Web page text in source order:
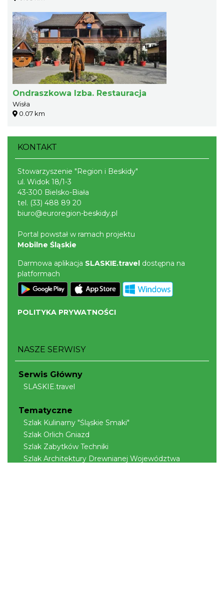
Ondraszkowa Izba. Restauracja
Wisła
0.07 km
KONTAKT
Stowarzyszenie "Region i Beskidy"
ul. Widok 18/1-3
43-300 Bielsko-Biała
tel. (33) 488 89 20
biuro@euroregion-beskidy.pl
Portal powstał w ramach projektu
Mobilne Śląskie
Darmowa aplikacja SLASKIE.travel dostępna na
platformach
POLITYKA PRYWATNOŚCI
NASZE SERWISY
Serwis Główny
SLASKIE.travel
Tematyczne
Szlak Kulinarny "Śląskie Smaki"
Szlak Orlich Gniazd
Szlak Zabytków Techniki
Szlak Architektury Drewnianej Województwa